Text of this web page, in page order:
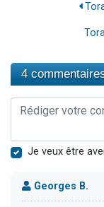
4
Je veux être
Georges B.